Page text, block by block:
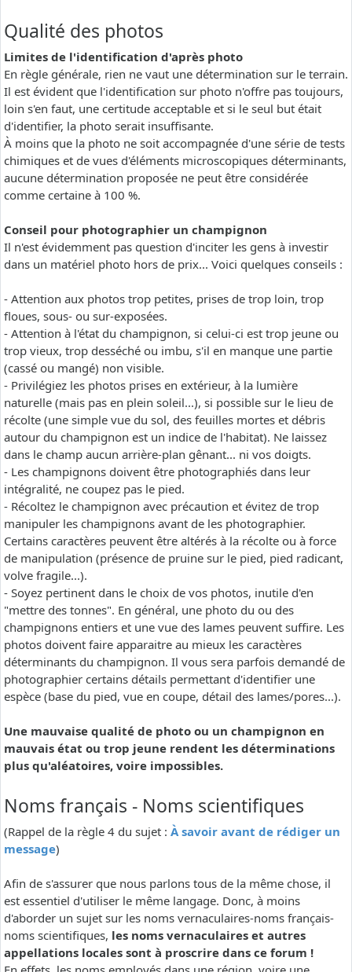
Qualité des photos
Limites de l'identification d'après photo
En règle générale, rien ne vaut une détermination sur le terrain.
Il est évident que l'identification sur photo n'offre pas toujours,
loin s'en faut, une certitude acceptable et si le seul but était
d'identifier, la photo serait insuffisante.
À moins que la photo ne soit accompagnée d'une série de tests
chimiques et de vues d'éléments microscopiques déterminants,
aucune détermination proposée ne peut être considérée
comme certaine à 100 %.
Conseil pour photographier un champignon
Il n'est évidemment pas question d'inciter les gens à investir
dans un matériel photo hors de prix... Voici quelques conseils :
- Attention aux photos trop petites, prises de trop loin, trop
floues, sous- ou sur-exposées.
- Attention à l'état du champignon, si celui-ci est trop jeune ou
trop vieux, trop desséché ou imbu, s'il en manque une partie
(cassé ou mangé) non visible.
- Privilégiez les photos prises en extérieur, à la lumière
naturelle (mais pas en plein soleil...), si possible sur le lieu de
récolte (une simple vue du sol, des feuilles mortes et débris
autour du champignon est un indice de l'habitat). Ne laissez
dans le champ aucun arrière-plan gênant... ni vos doigts.
- Les champignons doivent être photographiés dans leur
intégralité, ne coupez pas le pied.
- Récoltez le champignon avec précaution et évitez de trop
manipuler les champignons avant de les photographier.
Certains caractères peuvent être altérés à la récolte ou à force
de manipulation (présence de pruine sur le pied, pied radicant,
volve fragile...).
- Soyez pertinent dans le choix de vos photos, inutile d'en
"mettre des tonnes". En général, une photo du ou des
champignons entiers et une vue des lames peuvent suffire. Les
photos doivent faire apparaitre au mieux les caractères
déterminants du champignon. Il vous sera parfois demandé de
photographier certains détails permettant d'identifier une
espèce (base du pied, vue en coupe, détail des lames/pores...).
Une mauvaise qualité de photo ou un champignon en
mauvais état ou trop jeune rendent les déterminations
plus qu'aléatoires, voire impossibles.
Noms français - Noms scientifiques
(Rappel de la règle 4 du sujet : À savoir avant de rédiger un
message)
Afin de s'assurer que nous parlons tous de la même chose, il
est essentiel d'utiliser le même langage. Donc, à moins
d'aborder un sujet sur les noms vernaculaires-noms français-
noms scientifiques, les noms vernaculaires et autres
appellations locales sont à proscrire dans ce forum !